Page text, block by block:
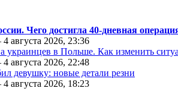
Чего достигла 40-дневная
августа 2026, 23:36
украинцев в Польше. Как изменить
августа 2026, 22:48
девушку: новые детали резни
августа 2026, 18:23